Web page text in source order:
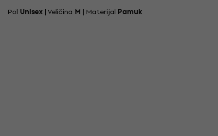
Pol Unisex | Veličina M | Materijal Pamuk